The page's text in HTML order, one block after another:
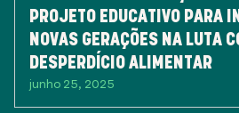
PROJETO EDUCATIVO PARA
NOVAS GERAÇÕES NA LUTA
DESPERDÍCIO ALIMENTAR
junho 25, 2025